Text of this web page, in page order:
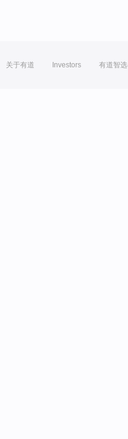
关于有道 Investors 有道智选